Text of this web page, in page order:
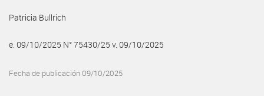
Patricia Bullrich
e. 09/10/2025 N° 75430/25 v. 09/10/2025
Fecha de publicación 09/10/2025